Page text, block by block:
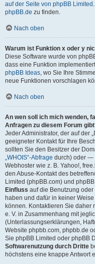
auf der Seite von phpBB Limited
phpBB.de zu finden.
Nach oben
Warum ist Funktion x oder y
Diese Software wurde von
dass eine Funktion
phpBB Ideas, wo Sie Ihre
neue Funktionen vorschlagen
Nach oben
An wen soll ich mich wenden,
Anfragen zu diesem Forum
Jeder Administrator, der auf der
geeigneter Kontakt für Ihre
sollten Sie den Besitzer der
„WHOIS“-Abfrage durch) oder —
Webhoster wie z. B. Yahoo!,
den Abuse-Kontakt des
Limited (phpBB.com) und
Einfluss auf die Benutzung
haben und dafür in keiner
können. Kontaktieren Sie daher
e. V. in Zusammenhang mit
(Unterlassungserklärungen,
Website phpbb.com, phpbb.de
Sie phpBB Limited oder phpBB
Softwarenutzung durch Dritte
höchstens eine knappe Antwort